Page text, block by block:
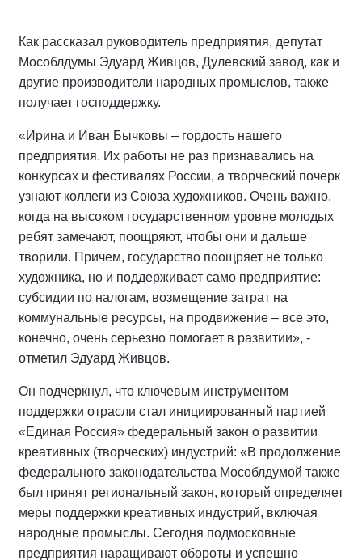
Как рассказал руководитель предприятия, депутат
Мособлдумы Эдуард Живцов, Дулевский завод, как и
другие производители народных промыслов, также
получает господдержку.
«Ирина и Иван Бычковы – гордость нашего
предприятия. Их работы не раз признавались на
конкурсах и фестивалях России, а творческий почерк
узнают коллеги из Союза художников. Очень важно,
когда на высоком государственном уровне молодых
ребят замечают, поощряют, чтобы они и дальше
творили. Причем, государство поощряет не только
художника, но и поддерживает само предприятие:
субсидии по налогам, возмещение затрат на
коммунальные ресурсы, на продвижение – все это,
конечно, очень серьезно помогает в развитии», -
отметил Эдуард Живцов.
Он подчеркнул, что ключевым инструментом
поддержки отрасли стал инициированный партией
«Единая Россия» федеральный закон о развитии
креативных (творческих) индустрий: «В продолжение
федерального законодательства Мособлдумой также
был принят региональный закон, который определяет
меры поддержки креативных индустрий, включая
народные промыслы. Сегодня подмосковные
предприятия наращивают обороты и успешно